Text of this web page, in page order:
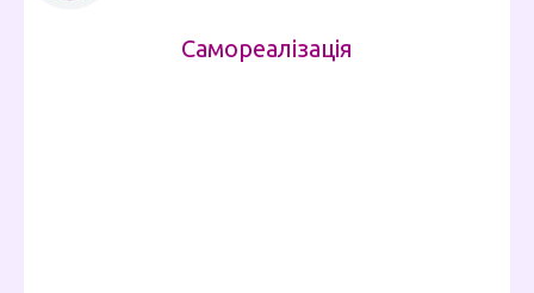
Самореалізація